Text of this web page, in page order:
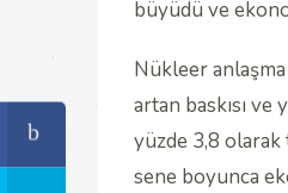
büyüdü ve
Nükleer anlaşma
artan baskısı
yüzde 3,8 olarak
sene boyunca